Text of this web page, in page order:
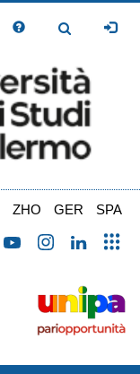
Toggle
ZHO GER SPA